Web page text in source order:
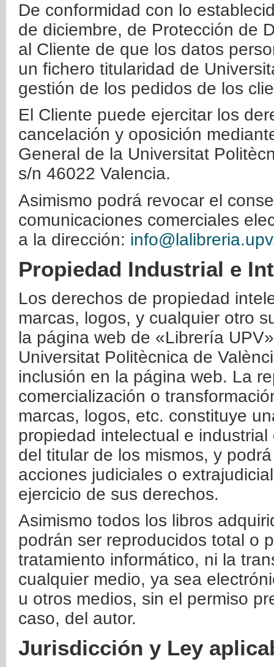
De conformidad con lo
de diciembre, de Protección de
al Cliente de que los datos
un fichero titularidad de
gestión de los pedidos de los
El Cliente puede ejercitar los
cancelación y oposición
General de la Universitat
s/n 46022 Valencia.
Asimismo podrá revocar el
comunicaciones comerciales
a la dirección:
Propiedad Industrial e
Los derechos de propiedad
marcas, logos, y cualquier otro
la página web de «Librería
Universitat Politècnica de
inclusión en la página web. La
comercialización o
marcas, logos, etc. constituye
propiedad intelectual e
del titular de los mismos, y
acciones judiciales o
ejercicio de sus derechos.
Asimismo todos los libros
podrán ser reproducidos total o
tratamiento informático, ni la
cualquier medio, ya sea
u otros medios, sin el permiso
caso, del autor.
Jurisdicción y Ley